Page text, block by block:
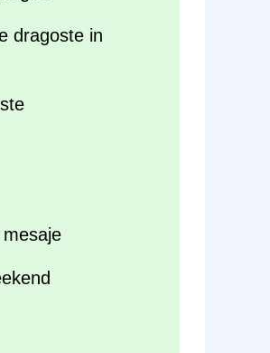
dragoste in